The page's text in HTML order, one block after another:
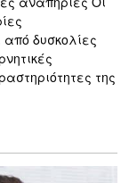
από δυσκολίες
της